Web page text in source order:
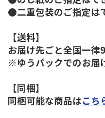
●二重包装のご指定は
【送料】
お届け先ごと全国一律
※ゆうパックでのお届
【同梱】
同梱可能な商品はこち